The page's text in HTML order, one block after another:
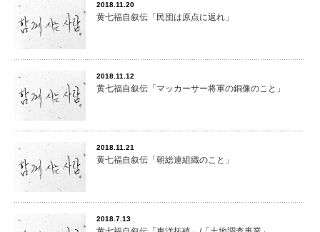
2018.11.20
黄七福自叙伝「民団は原点に返れ」
2018.11.12
黄七福自叙伝「マッカーサー将軍の銅像のこと」
2018.11.21
黄七福自叙伝「朝総連組織のこと」
2018.7.13